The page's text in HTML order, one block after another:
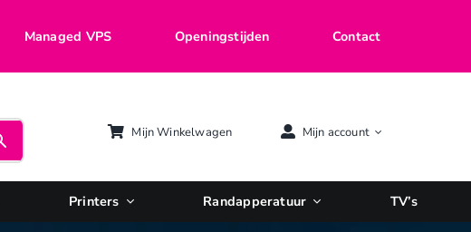
Managed VPS Openingstijden Contact
Mijn Winkelwagen Mijn account
Printers Randapperatuur TV’s